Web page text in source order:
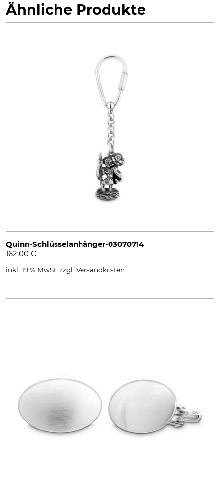
Ähnliche Produkte
Quinn-Schlüsselanhänger-03070714
162,00 €
inkl. 19 % MwSt. zzgl. Versandkosten